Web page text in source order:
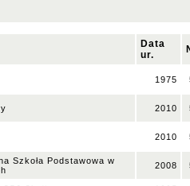
Data
ur.
1975
2010
2010
Szkoła Podstawowa w
2008